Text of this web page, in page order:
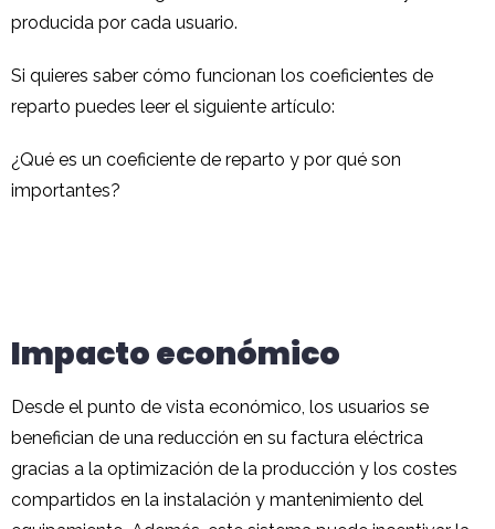
producida por cada usuario.
Si quieres saber cómo funcionan los coeficientes de
reparto puedes leer el siguiente artículo:
¿Qué es un coeficiente de reparto y por qué son
importantes?
Impacto económico
Desde el punto de vista económico, los usuarios se
benefician de una reducción en su factura eléctrica
gracias a la optimización de la producción y los costes
compartidos en la instalación y mantenimiento del